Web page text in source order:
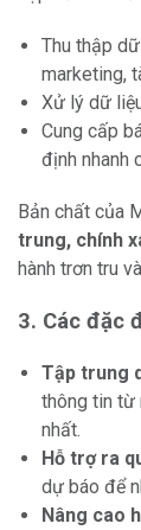
Thu thập
marketing,
Xử lý dữ
Cung cấp
định nhanh
Bản chất của
trung, chính
hành trơn tru
3. Các đặc
Tập trung
thông tin từ
nhất.
Hỗ trợ ra
dự báo để
Nâng cao